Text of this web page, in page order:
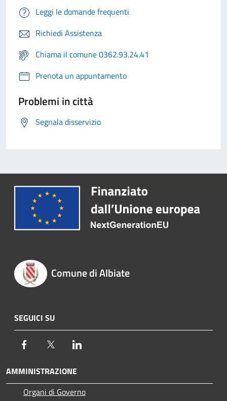
Leggi le domande frequenti
Richiedi Assistenza
Chiama il comune 0362.93.24.41
Prenota un appuntamento
Problemi in città
Segnala disservizio
Comune di Albiate
SEGUICI SU
Facebook Twitter
AMMINISTRAZIONE
Organi di Governo